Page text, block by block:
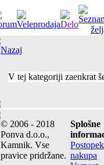
Nazaj
V tej kategoriji zaenkrat
© 2006 - 2018
Ponva d.o.o.,
Kamnik. Vse
pravice pridržane.
Splošne
Postopek
nakupa